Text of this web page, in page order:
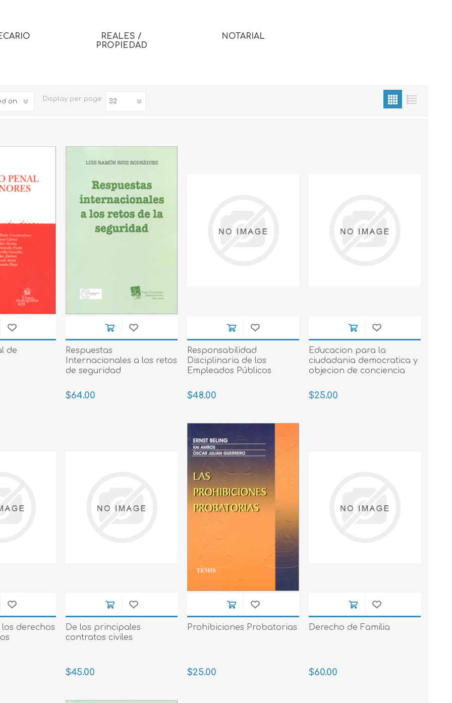
REALES /
PROPIEDAD
NOTARIAL
Display per page
de
Respuestas
Internacionales a los retos
de seguridad
$64.00
Responsabilidad
Disciplinaria de los
Empleados Públicos
$48.00
Educacion para la
ciudadania democratica y
objecion de conciencia
$25.00
derechos
De los principales
contratos civiles
$45.00
Prohibiciones Probatorias
$25.00
Derecho de Familia
$60.00